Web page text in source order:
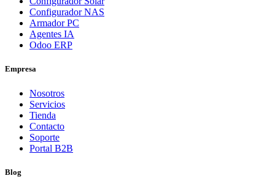
Configurador NAS
Armador PC
Agentes IA
Odoo ERP
Empresa
Nosotros
Servicios
Tienda
Contacto
Soporte
Portal B2B
Blog